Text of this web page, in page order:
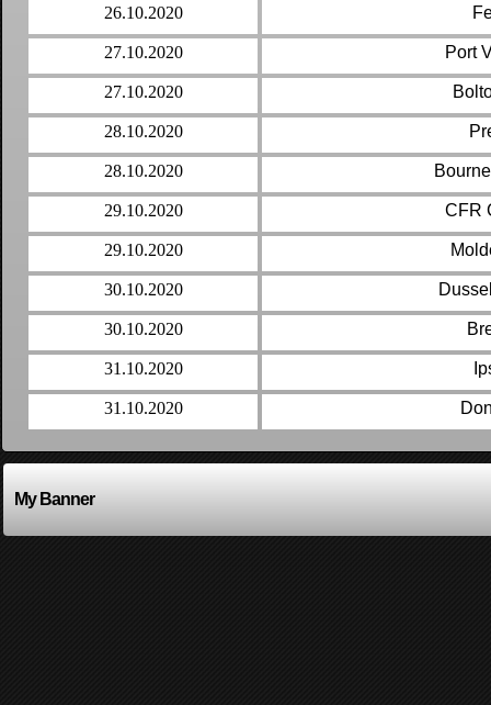
26.10.2020
27.10.2020 Port
27.10.2020
28.10.2020
28.10.2020
29.10.2020 CFR
29.10.2020
30.10.2020
30.10.2020
31.10.2020
31.10.2020
My Banner